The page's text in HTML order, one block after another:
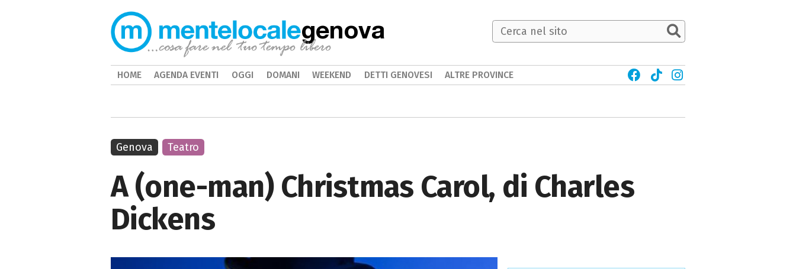
A (one-man) Christmas Carol, di Charles
Dickens
Genova Teatro
genova
HOME AGENDA EVENTI OGGI DOMANI WEEKEND DETTI GENOVESI ALTRE PROVINCE